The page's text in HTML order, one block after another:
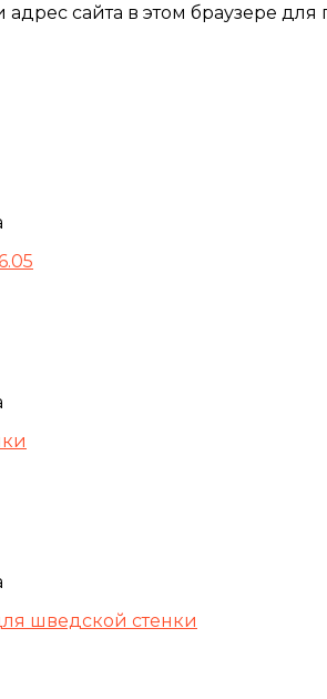
адрес сайта в этом браузере
шведской стенки